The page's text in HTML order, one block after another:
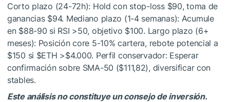
Corto plazo (24-72h): Hold con stop-loss $90, toma de
ganancias $94. Mediano plazo (1-4 semanas): Acumule
en $88-90 si RSI >50, objetivo $100. Largo plazo (6+
meses): Posición core 5-10% cartera, rebote potencial a
$150 si $ETH >$4.000. Perfil conservador: Esperar
confirmación sobre SMA-50 ($111,82), diversificar con
stables.
Este análisis no constituye un consejo de inversión.